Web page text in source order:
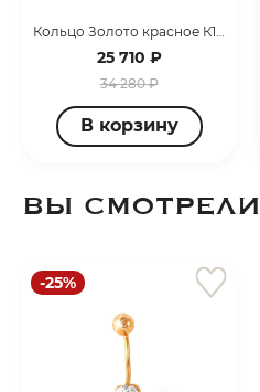
Кольцо Золото красное К13013870
25 710 ₽
34 280 ₽
В корзину
ВЫ СМОТРЕЛИ
-25%